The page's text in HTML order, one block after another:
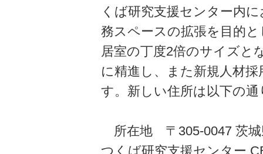
くば研究支援センター内
務スペースの拡張を目的
居室の丁度2倍のサイズと
に精進し、また新規人材
す。新しい住所は以下の
所在地 〒305-0047 茨城
つくば研究支援センター